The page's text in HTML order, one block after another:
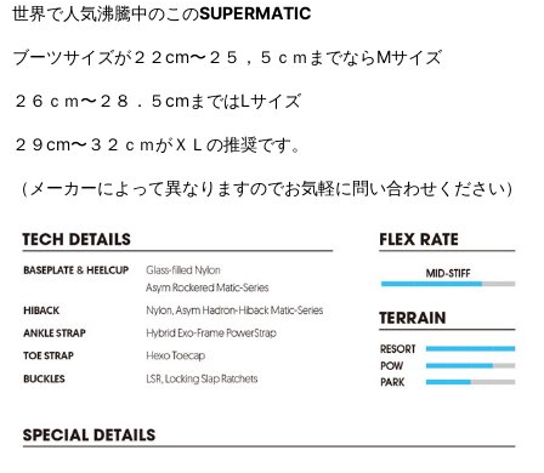
世界で人気沸騰中のこのSUPERMATIC
ブーツサイズが２２cm〜２５，５ｃｍまでならMサイズ
２６ｃｍ〜２８．５cmまではLサイズ
２９cm〜３２ｃｍがＸＬの推奨です。
（メーカーによって異なりますのでお気軽に問い合わせください）